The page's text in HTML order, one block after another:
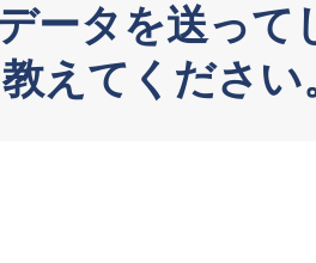
ータを送って
えてください